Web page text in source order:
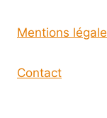
Mentions
Contact